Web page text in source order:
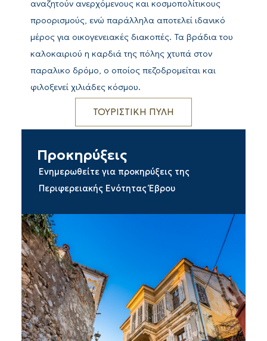
αναζητούν ανερχόμενους και κοσμοπολίτικους
προορισμούς, ενώ παράλληλα αποτελεί ιδανικό
μέρος για οικογενειακές διακοπές. Τα βράδια του
καλοκαιριού η καρδιά της πόλης χτυπά στον
παραλικο δρόμο, ο οποίος πεζοδρομείται και
φιλοξενεί χιλιάδες κόσμου.
ΤΟΥΡΙΣΤΙΚΗ ΠΥΛΗ
Προκηρύξεις
Ενημερωθείτε για προκηρύξεις της
Περιφερειακής Ενότητας Έβρου